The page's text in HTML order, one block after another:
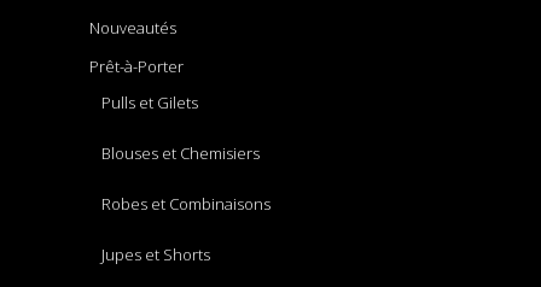
Nouveautés
Prêt-à-Porter
Pulls et Gilets
Blouses et Chemisiers
Robes et Combinaisons
Jupes et Shorts